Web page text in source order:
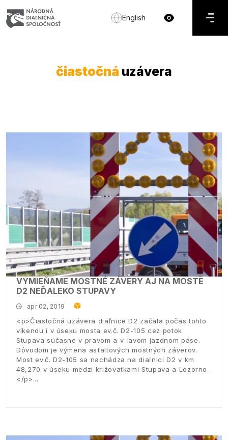
English
čiastočná uzávera
VYMIEŇAME MOSTNÉ ZÁVERY AJ NA MOSTE
D2 NEĎALEKO STUPAVY
apr 02, 2019
<p>Čiastočná uzávera diaľnice D2 začala počas tohto
víkendu i v úseku mosta ev.č. D2-105 cez potok
Stupava súčasne v pravom a v ľavom jazdnom páse.
Dôvodom je výmena asfaltových mostných záverov.
Most ev.č. D2-105 sa nachádza na diaľnici D2 v km
48,270 v úseku medzi križovatkami Stupava a Lozorno.
</p>